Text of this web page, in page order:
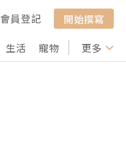
會員登記
開始撰寫
生活 寵物 行山 打卡
更多